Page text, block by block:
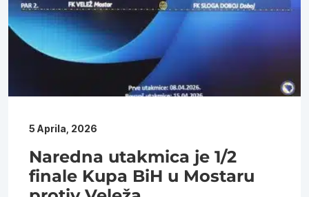
5 Aprila, 2026
Naredna utakmica je 1/2
finale Kupa BiH u Mostaru